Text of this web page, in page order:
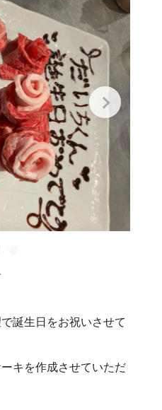
誕生日をお祝いさせて
キを作成させていただ